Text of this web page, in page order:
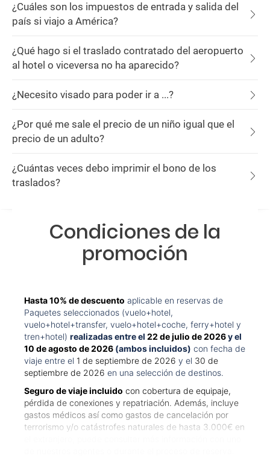
¿Cuáles son los impuestos de entrada y salida del
país si viajo a América?
¿Qué hago si el traslado contratado del aeropuerto
al hotel o viceversa no ha aparecido?
¿Necesito visado para poder ir a ...?
¿Por qué me sale el precio de un niño igual que el
precio de un adulto?
¿Cuántas veces debo imprimir el bono de los
traslados?
Condiciones de la
promoción
Hasta 10% de descuento aplicable en reservas de
Paquetes seleccionados (vuelo+hotel,
vuelo+hotel+transfer, vuelo+hotel+coche, ferry+hotel y
tren+hotel) realizadas entre el 22 de julio de 2026y el
10 de agosto de 2026 (ambos incluidos) con fecha de
viaje entre el 1 de septiembre de 2026 y el 30 de
septiembre de 2026 en una selección de destinos.
Seguro de viaje incluido con cobertura de equipaje,
pérdida de conexiones y repatriación. Además, incluye
gastos médicos así como gastos de cancelación por
terrorismo y/o catástrofes naturales de hasta 3.000€ en